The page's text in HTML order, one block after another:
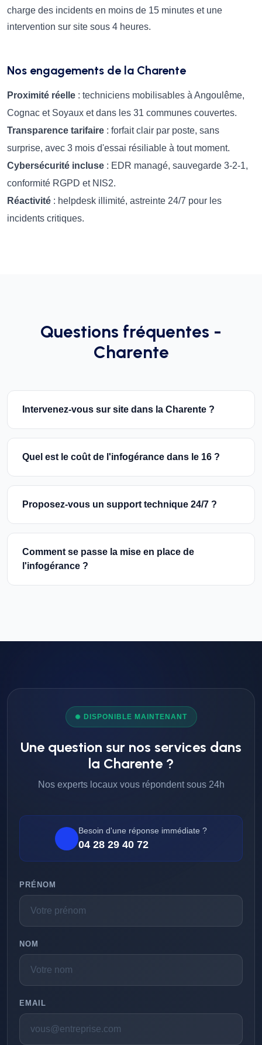
charge des incidents en moins de 15 minutes et une
intervention sur site sous 4 heures.
Nos engagements de la Charente
Proximité réelle : techniciens mobilisables à Angoulême,
Cognac et Soyaux et dans les 31 communes couvertes.
Transparence tarifaire : forfait clair par poste, sans
surprise, avec 3 mois d'essai résiliable à tout moment.
Cybersécurité incluse : EDR managé, sauvegarde 3-2-1,
conformité RGPD et NIS2.
Réactivité : helpdesk illimité, astreinte 24/7 pour les
incidents critiques.
Questions fréquentes -
Charente
Intervenez-vous sur site dans la Charente ?
Quel est le coût de l'infogérance dans le 16 ?
Proposez-vous un support technique 24/7 ?
Comment se passe la mise en place de
l'infogérance ?
DISPONIBLE MAINTENANT
Une question sur nos services dans
la Charente ?
Nos experts locaux vous répondent sous 24h
Besoin d'une réponse immédiate ?
04 28 29 40 72
PRÉNOM
NOM
EMAIL